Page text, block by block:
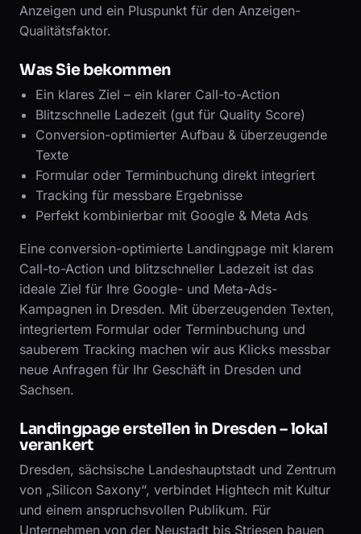
Anzeigen und ein Pluspunkt für den Anzeigen-
Qualitätsfaktor.
Was Sie bekommen
Ein klares Ziel – ein klarer Call-to-Action
Blitzschnelle Ladezeit (gut für Quality Score)
Conversion-optimierter Aufbau & überzeugende
Texte
Formular oder Terminbuchung direkt integriert
Tracking für messbare Ergebnisse
Perfekt kombinierbar mit Google & Meta Ads
Eine conversion-optimierte Landingpage mit klarem
Call-to-Action und blitzschneller Ladezeit ist das
ideale Ziel für Ihre Google- und Meta-Ads-
Kampagnen in Dresden. Mit überzeugenden Texten,
integriertem Formular oder Terminbuchung und
sauberem Tracking machen wir aus Klicks messbar
neue Anfragen für Ihr Geschäft in Dresden und
Sachsen.
Landingpage erstellen in Dresden – lokal
verankert
Dresden, sächsische Landeshauptstadt und Zentrum
von „Silicon Saxony“, verbindet Hightech mit Kultur
und einem anspruchsvollen Publikum. Für
Unternehmen von der Neustadt bis Striesen bauen